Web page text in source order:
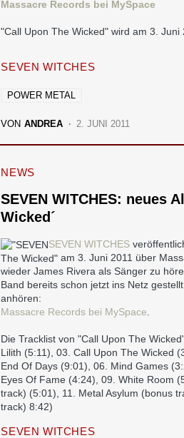
Massacre Records bei MySpace
"Call Upon The Wicked" wird am 3. Juni
SEVEN WITCHES
POWER METAL
VON ANDREA 2. JUNI 2011
NEWS
SEVEN WITCHES: neues
Wicked´
SEVEN WITCHES
The Wicked" am 3. Juni 2011 über
wieder James Rivera als Sänger zu
Band bereits schon jetzt ins Netz
anhören:
Massacre Records bei MySpace.
Die Tracklist von "Call Upon The
Lilith (5:11), 03. Call Upon The Wicked
End Of Days (9:01), 06. Mind Games
Eyes Of Fame (4:24), 09. White Room
track) (5:01), 11. Metal Asylum (bonus
track) 8:42)
SEVEN WITCHES